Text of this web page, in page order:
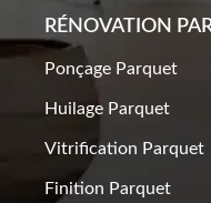
RÉNOVATION
Ponçage Parquet
Huilage Parquet
Vitrification Parquet
Finition Parquet